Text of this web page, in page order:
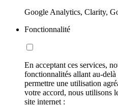
Google Analytics, Clarity,
Fonctionnalité
En acceptant ces services,
fonctionnalités allant au-
permettre une utilisation
votre accord, nous utilisons
site internet :